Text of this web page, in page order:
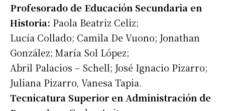
Suscribirme gratis
*
Profesorado de Educación Secundaria en
Historia: Paola Beatriz Celiz;
Lucía Collado; Camila De Vuono; Jonathan
González; María Sol López;
Abril Palacios – Schell; José Ignacio Pizarro;
Juliana Pizarro, Vanesa Tapia.
Tecnicatura Superior en Administración de